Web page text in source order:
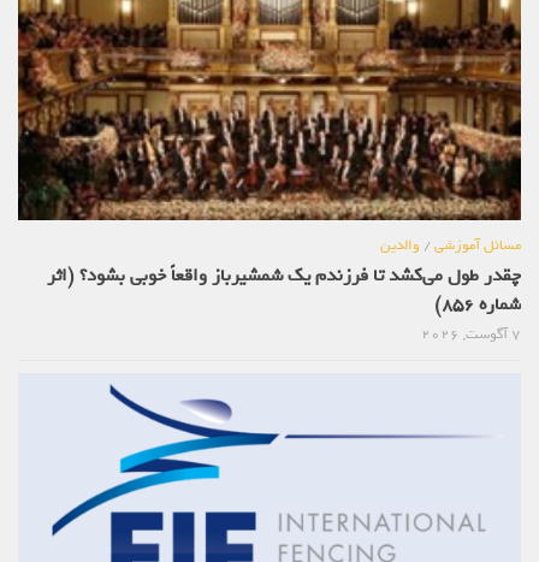
مسائل آموزشی/والدین
چقدر طول می‌کشد تا فرزندم یک شمشیرباز واقعاً خوبی بشود؟ (اثر
شماره 856)